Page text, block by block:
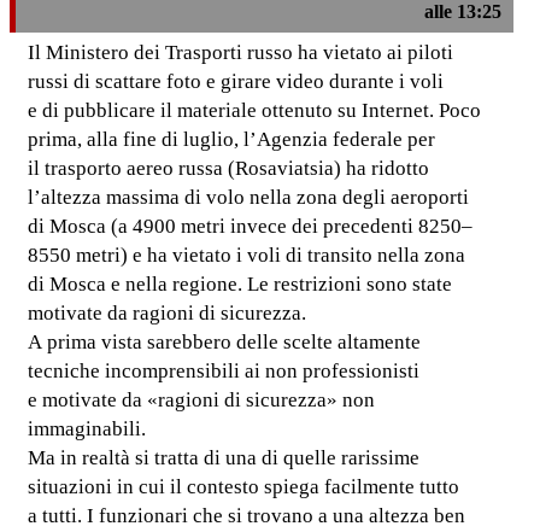
alle 13:25
Il Ministero dei Trasporti russo ha vietato ai piloti
russi di scattare foto e girare video durante i voli
e di pubblicare il materiale ottenuto su Internet. Poco
prima, alla fine di luglio, l’Agenzia federale per
il trasporto aereo russa (Rosaviatsia) ha ridotto
l’altezza massima di volo nella zona degli aeroporti
di Mosca (a 4900 metri invece dei precedenti 8250–
8550 metri) e ha vietato i voli di transito nella zona
di Mosca e nella regione. Le restrizioni sono state
motivate da ragioni di sicurezza.
A prima vista sarebbero delle scelte altamente
tecniche incomprensibili ai non professionisti
e motivate da «ragioni di sicurezza» non
immaginabili.
Ma in realtà si tratta di una di quelle rarissime
situazioni in cui il contesto spiega facilmente tutto
a tutti. I funzionari che si trovano a una altezza ben